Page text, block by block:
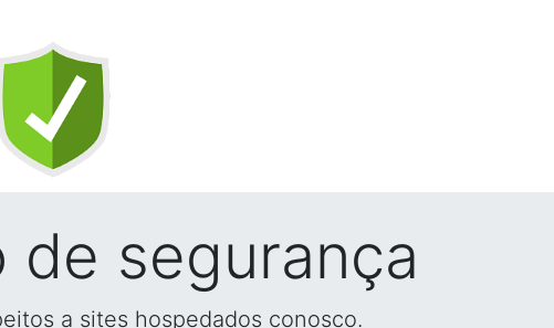
de segurança
a sites hospedados conosco.